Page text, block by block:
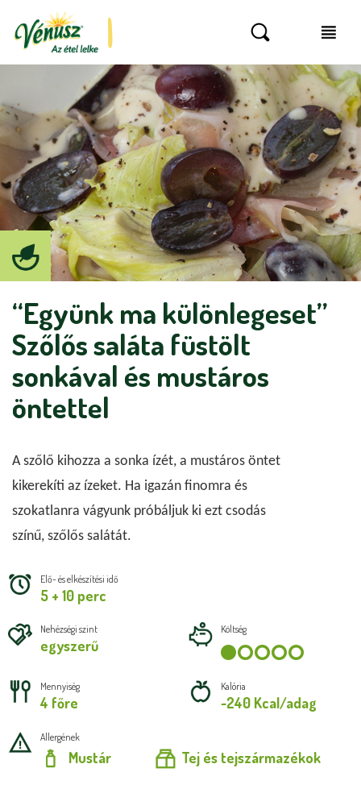
“Együnk ma különlegeset”
Szőlős saláta füstölt
sonkával és mustáros
öntettel
A szőlő kihozza a sonka ízét, a mustáros öntet
kikerekíti az ízeket. Ha igazán finomra és
szokatlanra vágyunk próbáljuk ki ezt csodás
színű, szőlős salátát.
Elő- és elkészítési idő
5 + 10 perc
Nehézségi szint
egyszerű
Költség
Mennyiség
4 főre
Kalória
~240 Kcal/adag
Allergének
Mustár Tej és tejszármazékok